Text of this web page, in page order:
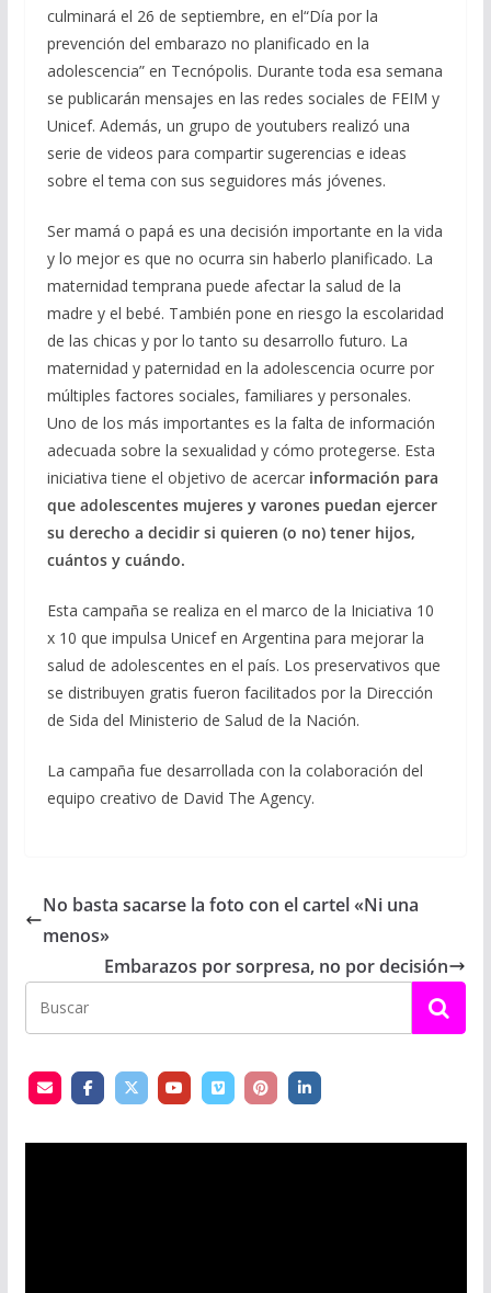
culminará el 26 de septiembre, en el“Día por la
prevención del embarazo no planificado en la
adolescencia” en Tecnópolis. Durante toda esa semana
se publicarán mensajes en las redes sociales de FEIM y
Unicef. Además, un grupo de youtubers realizó una
serie de videos para compartir sugerencias e ideas
sobre el tema con sus seguidores más jóvenes.
Ser mamá o papá es una decisión importante en la vida
y lo mejor es que no ocurra sin haberlo planificado. La
maternidad temprana puede afectar la salud de la
madre y el bebé. También pone en riesgo la escolaridad
de las chicas y por lo tanto su desarrollo futuro. La
maternidad y paternidad en la adolescencia ocurre por
múltiples factores sociales, familiares y personales.
Uno de los más importantes es la falta de información
adecuada sobre la sexualidad y cómo protegerse. Esta
iniciativa tiene el objetivo de acercar información para
que adolescentes mujeres y varones puedan ejercer
su derecho a decidir si quieren (o no) tener hijos,
cuántos y cuándo.
Esta campaña se realiza en el marco de la Iniciativa 10
x 10 que impulsa Unicef en Argentina para mejorar la
salud de adolescentes en el país. Los preservativos que
se distribuyen gratis fueron facilitados por la Dirección
de Sida del Ministerio de Salud de la Nación.
La campaña fue desarrollada con la colaboración del
equipo creativo de David The Agency.
No basta sacarse la foto con el cartel «Ni una
menos»
Embarazos por sorpresa, no por decisión